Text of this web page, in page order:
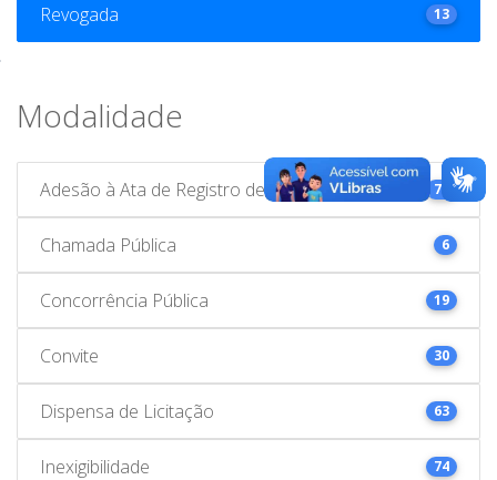
Revogada 13
Modalidade
Adesão à Ata de Registro de Preços 78
Chamada Pública 6
Concorrência Pública 19
Convite 30
Dispensa de Licitação 63
Inexigibilidade 74